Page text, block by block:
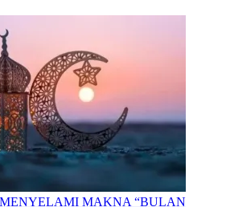
MAKNA “BULAN